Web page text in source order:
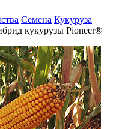
Семена Кукуруза
кукурузы Pioneer®